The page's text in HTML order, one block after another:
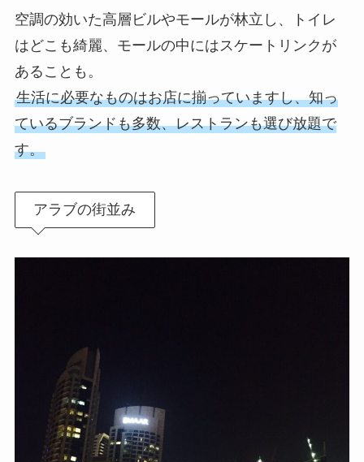
空調の効いた高層ビルやモールが林立し、トイレ
はどこも綺麗、モールの中にはスケートリンクが
あることも。
生活に必要なものはお店に揃っていますし、知っ
ているブランドも多数、レストランも選び放題で
す。
アラブの街並み